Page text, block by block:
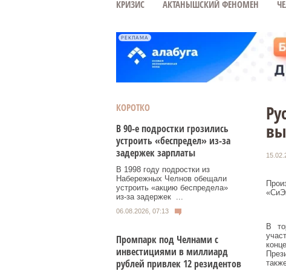
КРИЗИС АКТАНЫШСКИЙ ФЕНОМЕН
РЕКЛАМА
КОРОТКО
В 90-е подростки грозились
устроить «беспредел» из-за
задержек зарплаты
В 1998 году подростки из
Набережных Челнов обещали
устроить «акцию беспредела»
из‑за задержек ...
06.08.2026, 07:13
Промпарк под Челнами с
инвестициями в миллиард
рублей привлек 12 резидентов
В